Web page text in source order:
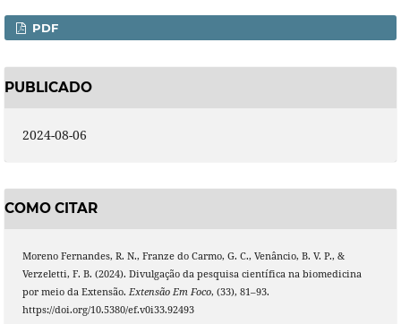
PDF
PUBLICADO
2024-08-06
COMO CITAR
Moreno Fernandes, R. N., Franze do Carmo, G. C., Venâncio, B. V. P., &
Verzeletti, F. B. (2024). Divulgação da pesquisa científica na biomedicina
por meio da Extensão. Extensão Em Foco, (33), 81–93.
https://doi.org/10.5380/ef.v0i33.92493